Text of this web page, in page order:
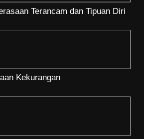
Terancam dan Tipuan Diri
Kekurangan